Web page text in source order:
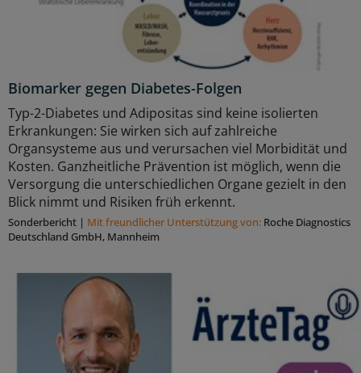
Biomarker gegen Diabetes-Folgen
Typ-2-Diabetes und Adipositas sind keine isolierten
Erkrankungen: Sie wirken sich auf zahlreiche
Organsysteme aus und verursachen viel Morbidität und
Kosten. Ganzheitliche Prävention ist möglich, wenn die
Versorgung die unterschiedlichen Organe gezielt in den
Blick nimmt und Risiken früh erkennt.
Sonderbericht | Mit freundlicher Unterstützung von: Roche Diagnostics
Deutschland GmbH, Mannheim